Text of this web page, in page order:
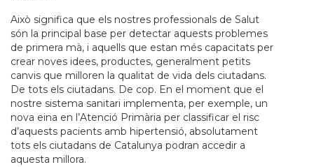
Això significa que els nostres professionals de Salut
són la principal base per detectar aquests problemes
de primera mà, i aquells que estan més capacitats per
crear noves idees, productes, generalment petits
canvis que milloren la qualitat de vida dels ciutadans.
De tots els ciutadans. De cop. En el moment que el
nostre sistema sanitari implementa, per exemple, un
nova eina en l’Atenció Primària per classificar el risc
d’aquests pacients amb hipertensió, absolutament
tots els ciutadans de Catalunya podran accedir a
aquesta millora.